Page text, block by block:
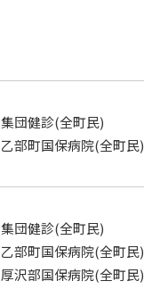
集団健診(全町民)
乙部町国保病院(全町民)
集団健診(全町民)
乙部町国保病院(全町民)
厚沢部国保病院(全町民)